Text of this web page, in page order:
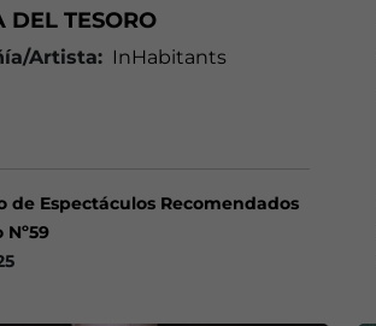
DEL TESORO
Artista: InHabitants
de Espectáculos Recomendados
Nº59